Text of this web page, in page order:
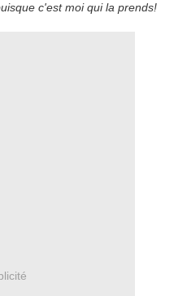
c'est moi qui la prends!